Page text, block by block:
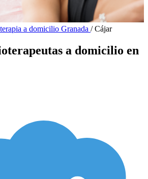
a domicilio Granada / Cájar
a domicilio en